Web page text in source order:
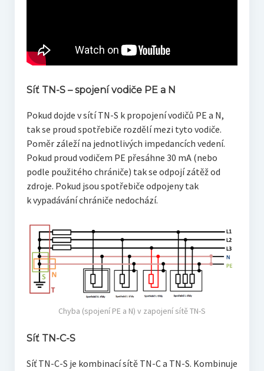
Síť TN-S – spojení vodiče PE a N
Pokud dojde v sítí TN-S k propojení vodičů PE a N,
tak se proud spotřebiče rozdělí mezi tyto vodiče.
Poměr záleží na jednotlivých impedancích vedení.
Pokud proud vodičem PE přesáhne 30 mA (nebo
podle použitého chrániče) tak se odpojí zátěž od
zdroje. Pokud jsou spotřebiče odpojeny tak
k vypadávání chrániče nedochází.
Chyba (spojení PE a N) v zapojení sítě TN-S
Síť TN-C-S
Síť TN-C-S je kombinací sítě TN-C a TN-S. Kombinuje